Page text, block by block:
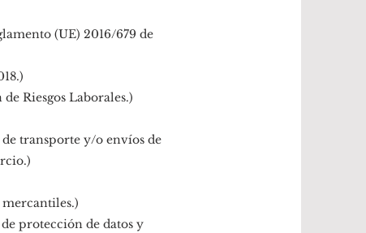
(UE) 2016/679 de
Riesgos Laborales.)
transporte y/o envíos de
protección de datos y